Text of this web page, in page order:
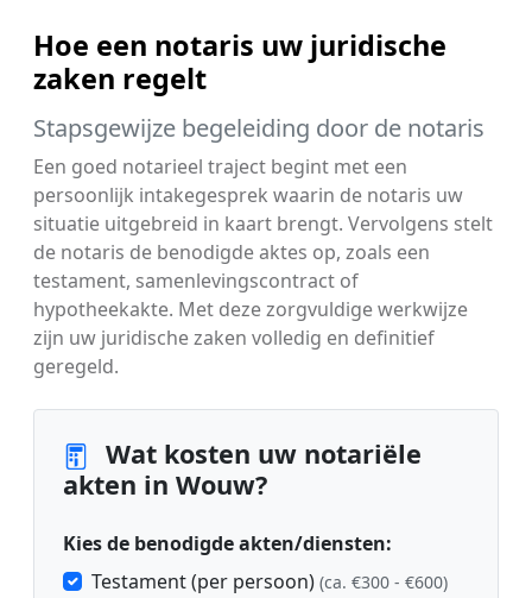
Hoe een notaris uw juridische
zaken regelt
Stapsgewijze begeleiding door de notaris
Een goed notarieel traject begint met een
persoonlijk intakegesprek waarin de notaris uw
situatie uitgebreid in kaart brengt. Vervolgens stelt
de notaris de benodigde aktes op, zoals een
testament, samenlevingscontract of
hypotheekakte. Met deze zorgvuldige werkwijze
zijn uw juridische zaken volledig en definitief
geregeld.
Wat kosten uw notariële
akten in Wouw?
Kies de benodigde akten/diensten:
Testament (per persoon) (ca. €300 - €600)